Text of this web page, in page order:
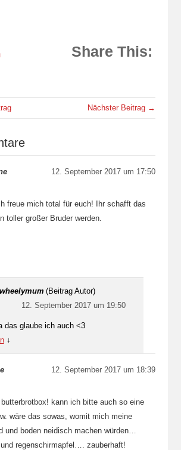
Share This:
Nächster Beitrag →
12. September 2017 um 17:50
freue mich total für euch! Ihr schafft das
toller großer Bruder werden.
wheelymum (Beitrag Autor)
12. September 2017 um 19:50
das glaube ich auch <3
↓
12. September 2017 um 18:39
kann ich bitte auch so eine
wäre das sowas, womit mich meine
und boden neidisch machen würden…
regenschirmapfel…. zauberhaft!